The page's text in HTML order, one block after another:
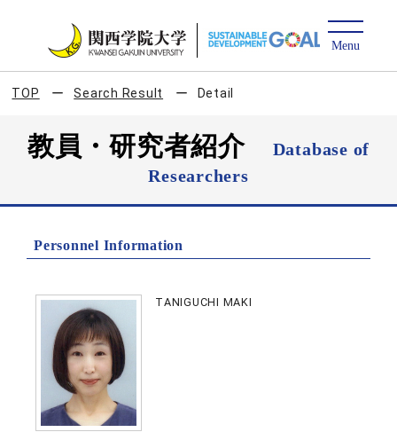
TOP Search Result Detail
教員・研究者紹介
Database of
Researchers
Personnel Information
TANIGUCHI MAKI